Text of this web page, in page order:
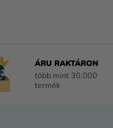
ÁRU RAKTÁRON
több mint 30.000
termék